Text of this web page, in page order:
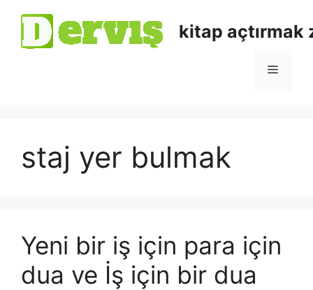
kitap açtırmak
staj yer bulmak
Yeni bir iş için para için
dua ve İş için bir dua